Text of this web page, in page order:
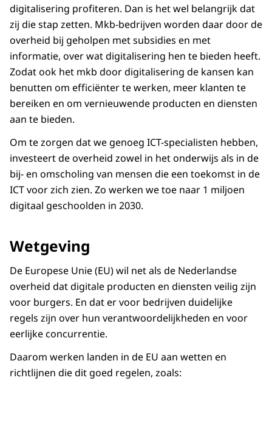
digitalisering profiteren. Dan is het wel belangrijk dat
zij die stap zetten. Mkb-bedrijven worden daar door de
overheid bij geholpen met subsidies en met
informatie, over wat digitalisering hen te bieden heeft.
Zodat ook het mkb door digitalisering de kansen kan
benutten om efficiënter te werken, meer klanten te
bereiken en om vernieuwende producten en diensten
aan te bieden.
Om te zorgen dat we genoeg ICT-specialisten hebben,
investeert de overheid zowel in het onderwijs als in de
bij- en omscholing van mensen die een toekomst in de
ICT voor zich zien. Zo werken we toe naar 1 miljoen
digitaal geschoolden in 2030.
Wetgeving
De Europese Unie (EU) wil net als de Nederlandse
overheid dat digitale producten en diensten veilig zijn
voor burgers. En dat er voor bedrijven duidelijke
regels zijn over hun verantwoordelijkheden en voor
eerlijke concurrentie.
Daarom werken landen in de EU aan wetten en
richtlijnen die dit goed regelen, zoals: